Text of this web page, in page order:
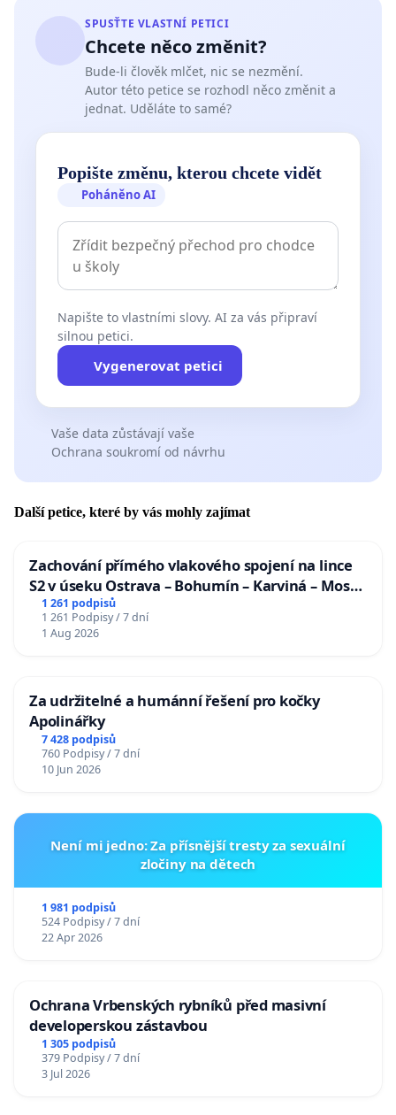
SPUSŤTE VLASTNÍ PETICI
Chcete něco změnit?
Bude-li člověk mlčet, nic se nezmění.
Autor této petice se rozhodl něco změnit a
jednat. Uděláte to samé?
Popište změnu, kterou chcete vidět
Poháněno AI
Napište to vlastními slovy. AI za vás připraví
silnou petici.
Vygenerovat petici
Vaše data zůstávají vaše
Ochrana soukromí od návrhu
Další petice, které by vás mohly zajímat
Zachování přímého vlakového spojení na lince
S2 v úseku Ostrava – Bohumín – Karviná – Mosty
u Jablunkova
1 261 podpisů
1 261 Podpisy / 7 dní
1 Aug 2026
Za udržitelné a humánní řešení pro kočky
Apolinářky
7 428 podpisů
760 Podpisy / 7 dní
10 Jun 2026
Není mi jedno: Za přísnější tresty za sexuální
zločiny na dětech
1 981 podpisů
524 Podpisy / 7 dní
22 Apr 2026
Ochrana Vrbenských rybníků před masivní
developerskou zástavbou
1 305 podpisů
379 Podpisy / 7 dní
3 Jul 2026